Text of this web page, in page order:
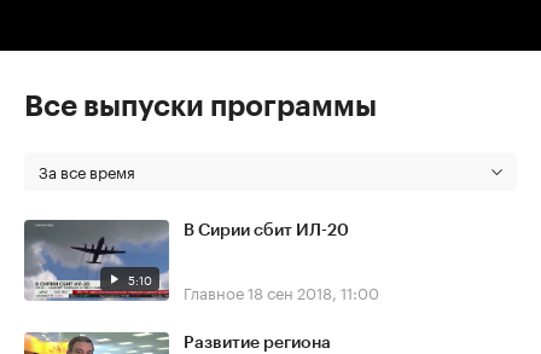
Все выпуски программы
За все время
5:10
В Сирии сбит ИЛ-20
Главное18 сен 2018, 11:00
Развитие региона